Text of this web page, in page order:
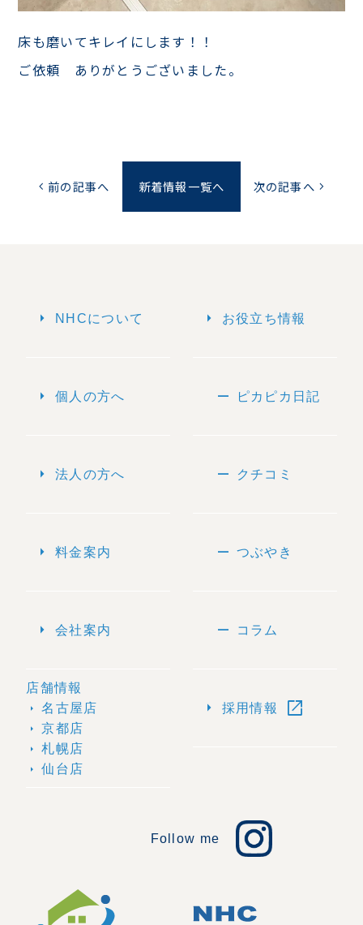
床も磨いてキレイにします！！
ご依頼 ありがとうございました。
chevron_left 前の記事へ 新着情報一覧へ 次の記事へ chevron_right
arrow_right NHCについて
arrow_right 個人の方へ
arrow_right 法人の方へ
arrow_right 料金案内
arrow_right 会社案内
店舗情報
arrow_right 名古屋店
arrow_right 京都店
arrow_right 札幌店
arrow_right 仙台店
arrow_right お役立ち情報
remove ピカピカ日記
remove クチコミ
remove つぶやき
remove コラム
arrow_right 採用情報 open_in_new
Follow me